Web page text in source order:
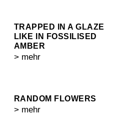
TRAPPED IN A GLAZE
LIKE IN FOSSILISED
AMBER
> mehr
RANDOM FLOWERS
> mehr